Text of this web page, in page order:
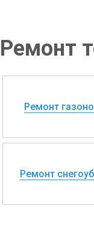
Ремонт
Ремонт
Ремонт